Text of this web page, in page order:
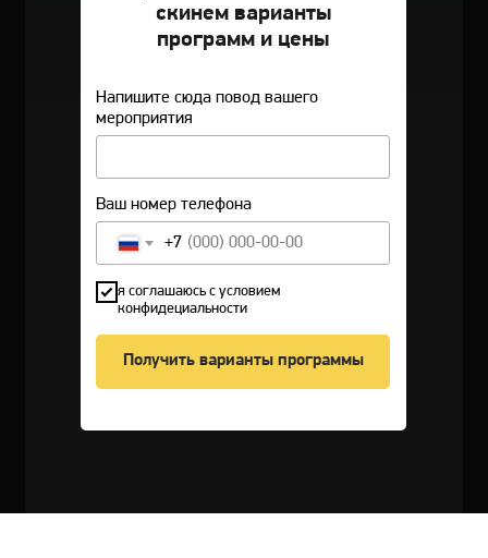
скинем варианты
программ и цены
Напишите сюда повод вашего
мероприятия
Ваш номер телефона
+7
я соглашаюсь с условием
конфидециальности
Получить варианты программы